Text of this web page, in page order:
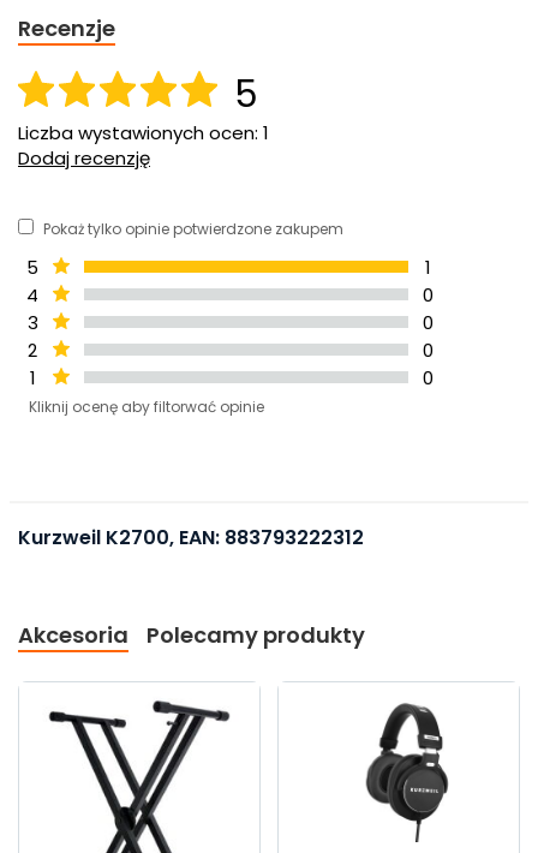
Recenzje
5
Liczba wystawionych ocen: 1
Dodaj recenzję
Pokaż tylko opinie potwierdzone zakupem
5
1
4
0
3
0
2
0
1
0
Kliknij ocenę aby filtorwać opinie
Kurzweil K2700, EAN: 883793222312
Akcesoria Polecamy produkty